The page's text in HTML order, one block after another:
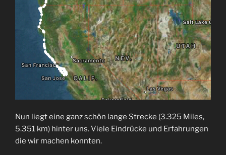
Nun liegt eine ganz schön lange Strecke (3.325 Miles,
5.351 km) hinter uns. Viele Eindrücke und Erfahrungen
die wir machen konnten.